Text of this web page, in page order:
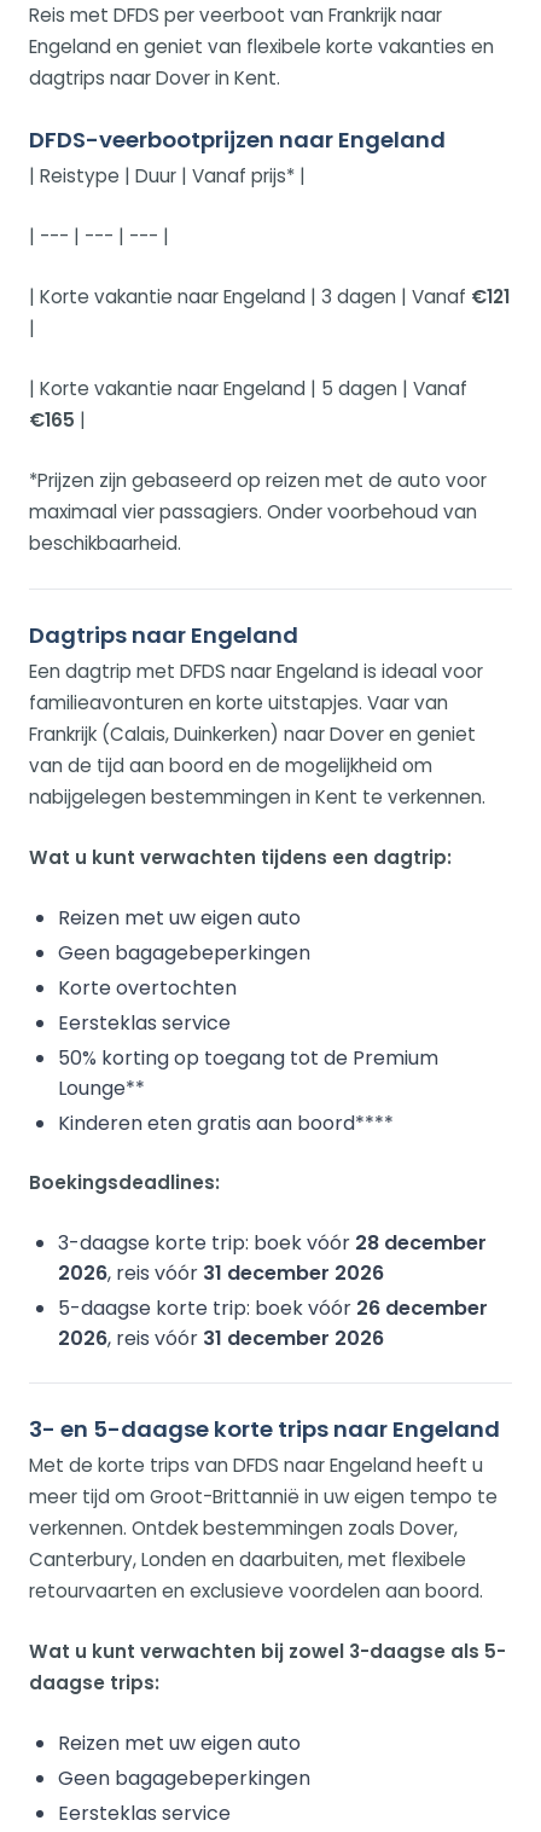
Reis met DFDS per veerboot van Frankrijk naar
Engeland en geniet van flexibele korte vakanties en
dagtrips naar Dover in Kent.
DFDS-veerbootprijzen naar Engeland
| Reistype | Duur | Vanaf prijs* |
| --- | --- | --- |
| Korte vakantie naar Engeland | 3 dagen | Vanaf €121
|
| Korte vakantie naar Engeland | 5 dagen | Vanaf
€165 |
*Prijzen zijn gebaseerd op reizen met de auto voor
maximaal vier passagiers. Onder voorbehoud van
beschikbaarheid.
Dagtrips naar Engeland
Een dagtrip met DFDS naar Engeland is ideaal voor
familieavonturen en korte uitstapjes. Vaar van
Frankrijk (Calais, Duinkerken) naar Dover en geniet
van de tijd aan boord en de mogelijkheid om
nabijgelegen bestemmingen in Kent te verkennen.
Wat u kunt verwachten tijdens een dagtrip:
Reizen met uw eigen auto
Geen bagagebeperkingen
Korte overtochten
Eersteklas service
50% korting op toegang tot de Premium
Lounge**
Kinderen eten gratis aan boord****
Boekingsdeadlines:
3-daagse korte trip: boek vóór 28 december
2026, reis vóór 31 december 2026
5-daagse korte trip: boek vóór 26 december
2026, reis vóór 31 december 2026
3- en 5-daagse korte trips naar Engeland
Met de korte trips van DFDS naar Engeland heeft u
meer tijd om Groot-Brittannië in uw eigen tempo te
verkennen. Ontdek bestemmingen zoals Dover,
Canterbury, Londen en daarbuiten, met flexibele
retourvaarten en exclusieve voordelen aan boord.
Wat u kunt verwachten bij zowel 3-daagse als 5-
daagse trips:
Reizen met uw eigen auto
Geen bagagebeperkingen
Eersteklas service